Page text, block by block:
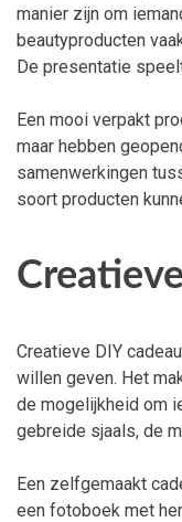
manier zijn om
beautyproducten
De presentatie
Een mooi verpakt
maar hebben
samenwerkingen
soort producten
Creatieve DIY
willen geven. Het
de mogelijkheid om
gebreide sjaals, de
Een zelfgemaakt
een fotoboek met